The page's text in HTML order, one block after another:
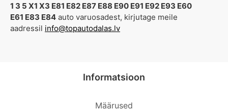
1 3 5 X1 X3 E81 E82 E87 E88 E90 E91 E92 E93 E60
E61 E83 E84 auto varuosadest, kirjutage meile
aadressil info@topautodalas.lv
Informatsioon
Määrused